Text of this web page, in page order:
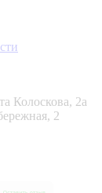
Колоскова, 2а
2